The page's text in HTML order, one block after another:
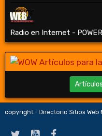
Radio en Internet -
copyright - Directorio Sitios Web